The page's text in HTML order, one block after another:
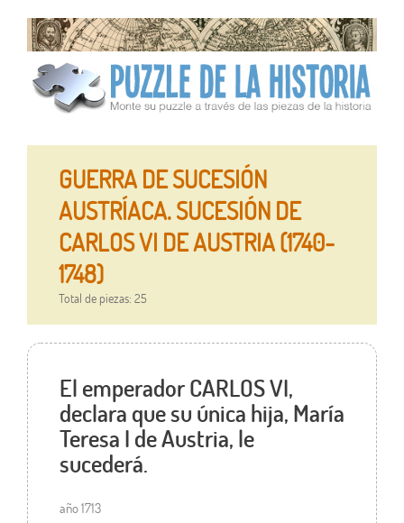
GUERRA DE SUCESIÓN
AUSTRÍACA. SUCESIÓN DE
CARLOS VI DE AUSTRIA (1740-
1748)
Total de piezas: 25
El emperador CARLOS VI,
declara que su única hija, María
Teresa I de Austria, le
sucederá.
año 1713